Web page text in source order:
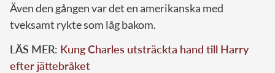
Även den gången var det en amerikanska med
tveksamt rykte som låg bakom.
LÄS MER: Kung Charles utsträckta hand till Harry
efter jättebråket